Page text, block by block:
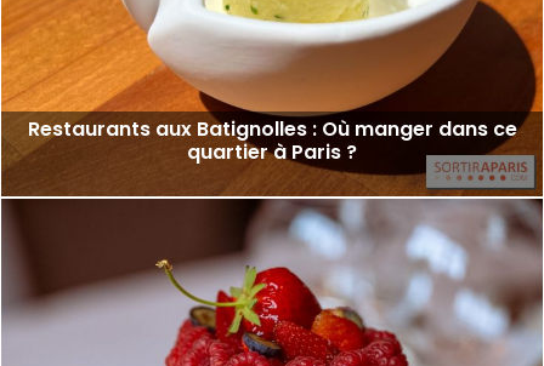
Restaurants aux Batignolles : Où manger dans ce
quartier à Paris ?